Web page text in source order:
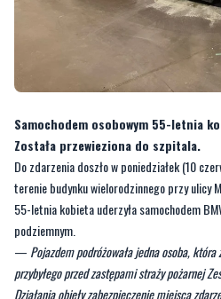
Samochodem osobowym 55-letnia
Została przewieziona do szpitala.
terenie budynku wielorodzinnego przy ulicy
55-letnia kobieta uderzyła samochodem
podziemnym.
—Pojazdem podróżowała jedna osoba, która
przybyłego przed zastępami straży pożarnej
Działania objęły zabezpieczenie miejsca
pojeździe oraz sorpcję wycieków płynów
strażacy z OSP Reda.